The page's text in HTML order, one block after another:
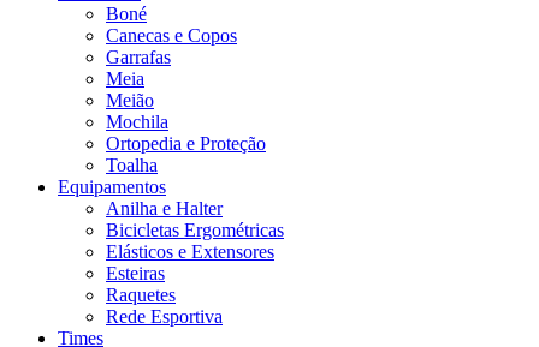
Boné
Canecas e Copos
Garrafas
Meia
Meião
Mochila
Ortopedia e Proteção
Toalha
Equipamentos
Anilha e Halter
Bicicletas Ergométricas
Elásticos e Extensores
Esteiras
Raquetes
Rede Esportiva
Times